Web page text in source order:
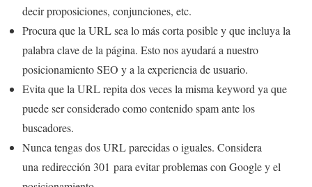
decir proposiciones, conjunciones, etc.
Procura que la URL sea lo más corta posible y que incluya la
palabra clave de la página. Esto nos ayudará a nuestro
posicionamiento SEO y a la experiencia de usuario.
Evita que la URL repita dos veces la misma keyword ya que
puede ser considerado como contenido spam ante los
buscadores.
Nunca tengas dos URL parecidas o iguales. Considera
una redirección 301 para evitar problemas con Google y el